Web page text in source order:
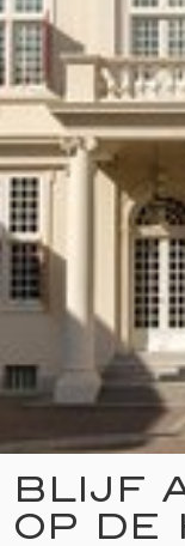
BLIJF
OP DE